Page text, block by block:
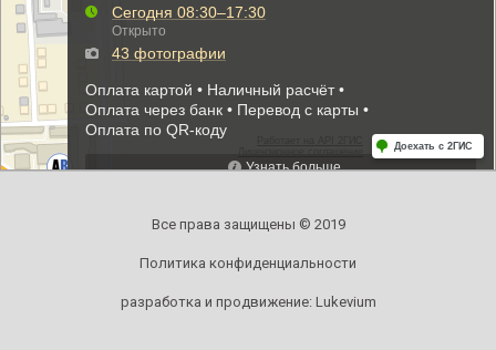
Все права защищены © 2019
Политика конфиденциальности
разработка и продвижение: Lukevium